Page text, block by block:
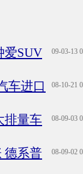
09-03-13
爱SUV
08-10-21
车进口
08-09-03
排量车
08-09-02
德系普